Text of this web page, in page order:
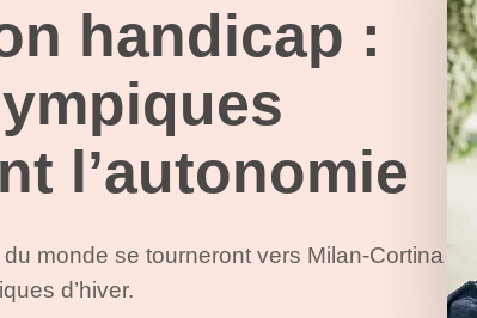
handicap :
l’autonomie
monde se tourneront vers Milan-Cortina
d’hiver.